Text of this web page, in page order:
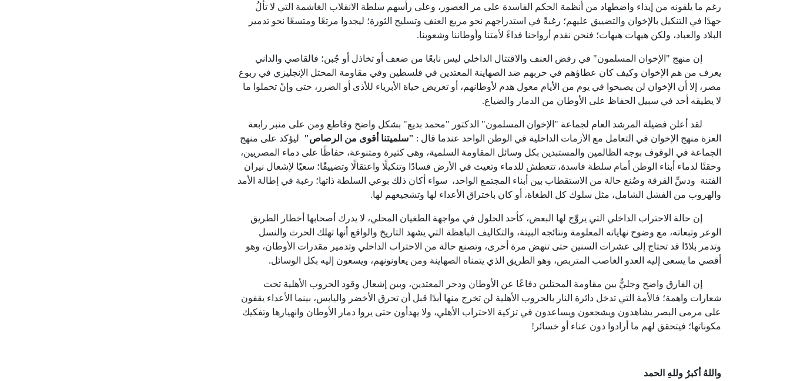
رغم ما يلقونه من إيذاء واضطهاد من أنظمة الحكم الفاسدة على مر العصور، وعلى رأسهم سلطة الانقلاب الغاشمة التي لا تألُ
جهدًا في التنكيل بالإخوان والتضييق عليهم؛ رغبةً في استدراجهم نحو مربع العنف وتسليح الثورة؛ ليجدوا مرتعًا ومتسعًا نحو تدمير
البلاد والعباد، ولكن هيهات هيهات؛ فنحن نقدم أرواحنا فداءً لأمتنا وأوطاننا وشعوبنا.
إن منهج "الإخوان المسلمون" في رفض العنف والاقتتال الداخلي ليس نابعًا من ضعف أو تخاذل أو جُبن؛ فالقاصي والداني
يعرف من هم الإخوان وكيف كان عطاؤهم في حربهم ضد الصهاينة المعتدين في فلسطين وفي مقاومة المحتل الإنجليزي في ربوع
مصر، إلا أن الإخوان لن يصبحوا في يوم من الأيام معول هدم لأوطانهم، أو تعريض حياة الأبرياء للأذى أو الضرر، حتى وإنْ تحملوا ما
لا يطيقه أحد في سبيل الحفاظ على الأوطان من الدمار والضياع.
لقد أعلن فضيلة المرشد العام لجماعة "الإخوان المسلمون" الدكتور "محمد بديع" بشكل واضح وقاطع ومن على منبر رابعة
العزة منهج الإخوان في التعامل مع الأزمات الداخلية في الوطن الواحد عندما قال : "سلميتنا أقوى من الرصاص" ليؤكد على منهج
الجماعة في الوقوف بوجه الظالمين والمستبدين بكل وسائل المقاومة السلمية، وهى كثيرة ومتنوعة، حفاظًا على دماء المصريين،
وحقنًا لدماء أبناء الوطن أمام سلطة فاسدة، تتعطش للدماء وتعيث في الأرض فسادًا وتنكيلًا واعتقالًا وتضييقًا؛ سعيًا لإشعال نيران
الفتنة ودسِّ الفرقة وصُنع حالة من الاستقطاب بين أبناء المجتمع الواحد، سواء أكان ذلك بوعي السلطة ذاتها؛ رغبة في إطالة الأمد
والهروب من الفشل الشامل، مثل سلوك كل الطغاة، أو كان باختراق الأعداء لها وتشجيعهم لها.
إن حالة الاحتراب الداخلي التي يروِّج لها البعض، كأحد الحلول في مواجهة الطغيان المحلي، لا يدرك أصحابها أخطار الطريق
الوعر وتبعاته، مع وضوح نهاياته المعلومة ونتائجه البينة، والتكاليف الباهظة التي يشهد التاريخ والواقع أنها تهلك الحرث والنسل
وتدمر بلادًا قد تحتاج إلى عشرات السنين حتى تنهض مرة أخرى، وتصنع حالة من الاحتراب الداخلي وتدمير مقدرات الأوطان، وهو
أقصي ما يسعى إليه العدو الغاصب المتربص، وهو الطريق الذي يتمناه الصهاينة ومن يعاونونهم، ويسعون إليه بكل الوسائل.
إن الفارق واضح وجليٌّ بين مقاومة المحتلين دفاعًا عن الأوطان ودحر المعتدين، وبين إشعال وقود الحروب الأهلية تحت
شعارات واهمة؛ فالأمة التي تدخل دائرة النار بالحروب الأهلية لن تخرج منها أبدًا قبل أن تحرق الأخضر واليابس، بينما الأعداء يقفون
على مرمى البصر يشاهدون ويشجعون ويساعدون في تزكية الاحتراب الأهلي، ولا يهدأون حتى يروا دمار الأوطان وانهيارها وتفكيك
مكوناتها؛ فيتحقق لهم ما أرادوا دون عناء أو خسائر!
واللهُ أكبرُ وللهِ الحمد